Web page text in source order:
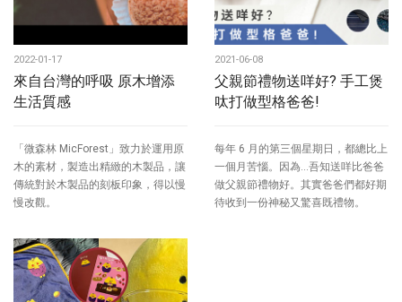
2022-01-17
來自台灣的呼吸 原木增添
生活質感
「微森林 MicForest」致力於運用原
木的素材，製造出精緻的木製品，讓
傳統對於木製品的刻板印象，得以慢
慢改觀。
2021-06-08
父親節禮物送咩好? 手工煲
呔打做型格爸爸!
每年 6 月的第三個星期日，都總比上
一個月苦惱。因為...吾知送咩比爸爸
做父親節禮物好。其實爸爸們都好期
待收到一份神秘又驚喜既禮物。